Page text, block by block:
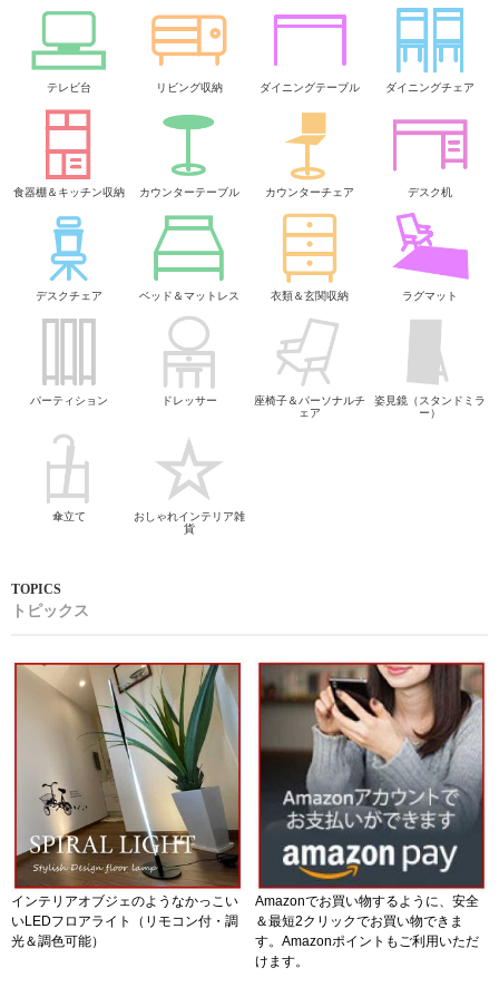
テレビ台 リビング収納 ダイニングテーブル ダイニングチェア
食器棚＆キッチン収納 カウンターテーブル カウンターチェア デスク机
デスクチェア ベッド＆マットレス 衣類＆玄関収納 ラグマット
パーティション ドレッサー
座椅子＆パーソナルチ
ェア
姿見鏡（スタンドミラ
ー）
傘立て
おしゃれインテリア雑
貨
トピックス
インテリアオブジェのようなかっこい
いLEDフロアライト（リモコン付・調
光＆調色可能）
Amazonでお買い物するように、安全
＆最短2クリックでお買い物できま
す。Amazonポイントもご利用いただ
けます。